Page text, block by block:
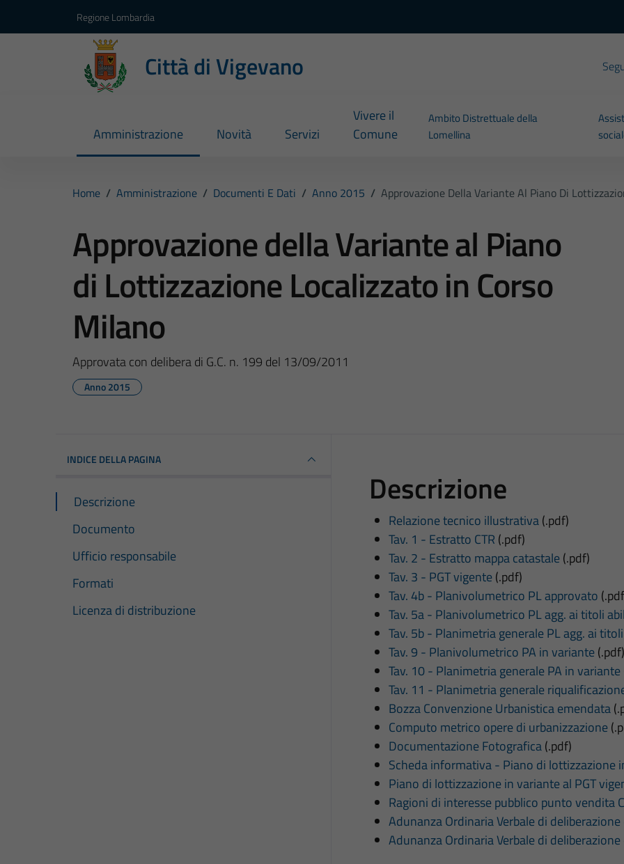
Regione Lombardia
Città di Vigevano
Amministrazione Novità Servizi
Vivere il
Comune
Ambito Distrettuale della
Lomellina
Home / Amministrazione / Documenti E Dati / Anno 2015 / Approvazione Della Variante Al Piano Di
Approvazione della Variante al Piano
di Lottizzazione Localizzato in Corso
Milano
Approvata con delibera di G.C. n. 199 del 13/09/2011
Anno 2015
INDICE DELLA PAGINA
Descrizione
Documento
Ufficio responsabile
Formati
Licenza di distribuzione
Descrizione
Relazione tecnico illustrativa(.pdf)
Tav. 1 - Estratto CTR (.pdf)
Tav. 2 - Estratto mappa catastale(.pdf)
Tav. 3 - PGT vigente(.pdf)
Tav. 4b - Planivolumetrico PL approvato
Tav. 5a - Planivolumetrico PL agg. ai titoli
Tav. 5b - Planimetria generale PL agg. ai
Tav. 9 - Planivolumetrico PA in variante(.pdf)
Tav. 10 - Planimetria generale PA in variante
Tav. 11 - Planimetria generale
Bozza Convenzione Urbanistica emendata
Computo metrico opere di urbanizzazione
Documentazione Fotografica(.pdf)
Scheda informativa - Piano di lottizzazione
Piano di lottizzazione in variante al PGT
Ragioni di interesse pubblico punto vendita
Adunanza Ordinaria Verbale di
Adunanza Ordinaria Verbale di